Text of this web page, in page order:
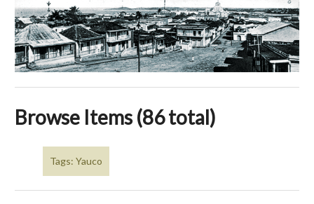
Browse Items (86 total)
Tags: Yauco